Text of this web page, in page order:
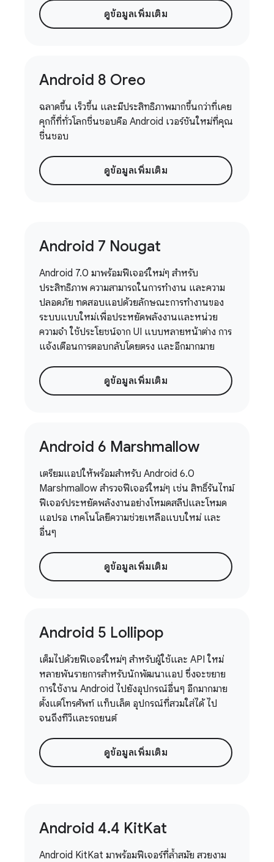
ดูข้อมูลเพิ่มเติม
Android 8 Oreo
ฉลาดขึ้น เร็วขึ้น และมีประสิทธิภาพมากขึ้นกว่าที่เคย
คุกกี้ที่ทั่วโลกชื่นชอบคือ Android เวอร์ชันใหม่ที่คุณ
ชื่นชอบ
ดูข้อมูลเพิ่มเติม
Android 7 Nougat
Android 7.0 มาพร้อมฟีเจอร์ใหม่ๆ สำหรับ
ประสิทธิภาพ ความสามารถในการทำงาน และความ
ปลอดภัย ทดสอบแอปด้วยลักษณะการทํางานของ
ระบบแบบใหม่เพื่อประหยัดพลังงานและหน่วย
ความจํา ใช้ประโยชน์จาก UI แบบหลายหน้าต่าง การ
แจ้งเตือนการตอบกลับโดยตรง และอีกมากมาย
ดูข้อมูลเพิ่มเติม
Android 6 Marshmallow
เตรียมแอปให้พร้อมสำหรับ Android 6.0
Marshmallow สำรวจฟีเจอร์ใหม่ๆ เช่น สิทธิ์รันไทม์
ฟีเจอร์ประหยัดพลังงานอย่างโหมดสลีปและโหมด
แอปรอ เทคโนโลยีความช่วยเหลือแบบใหม่ และ
อื่นๆ
ดูข้อมูลเพิ่มเติม
Android 5 Lollipop
เต็มไปด้วยฟีเจอร์ใหม่ๆ สําหรับผู้ใช้และ API ใหม่
หลายพันรายการสําหรับนักพัฒนาแอป ซึ่งจะขยาย
การใช้งาน Android ไปยังอุปกรณ์อื่นๆ อีกมากมาย
ตั้งแต่โทรศัพท์ แท็บเล็ต อุปกรณ์ที่สวมใส่ได้ ไป
จนถึงทีวีและรถยนต์
ดูข้อมูลเพิ่มเติม
Android 4.4 KitKat
Android KitKat มาพร้อมฟีเจอร์ที่ล้ำสมัย สวยงาม